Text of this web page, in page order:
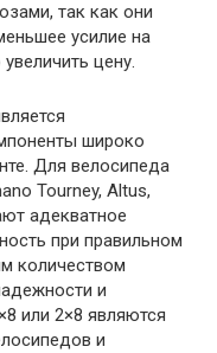
так как они
усилие на
цену.
широко
Для велосипеда
Tourney, Altus,
адекватное
при правильном
количеством
и
или 2×8 являются
и